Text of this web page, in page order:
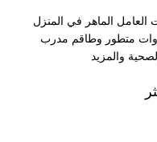
الماهر في المنزل
متطور وطاقم مدرب